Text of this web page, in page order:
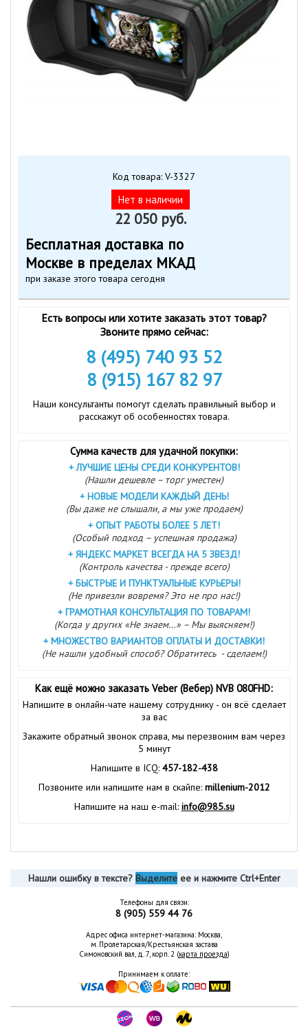
Код товара: V-3327
Нет в наличии
22 050 руб.
Бесплатная доставка по
Москве в пределах МКАД
при заказе этого товара сегодня
Есть вопросы или хотите заказать этот товар?
Звоните прямо сейчас:
8 (495) 740 93 52
8 (915) 167 82 97
Наши консультанты помогут сделать правильный выбор и
расскажут об особенностях товара.
Сумма качеств для удачной покупки:
+ ЛУЧШИЕ ЦЕНЫ СРЕДИ КОНКУРЕНТОВ!
(Нашли дешевле – торг уместен)
+ НОВЫЕ МОДЕЛИ КАЖДЫЙ ДЕНЬ!
(Вы даже не слышали, а мы уже продаем)
+ ОПЫТ РАБОТЫ БОЛЕЕ 5 ЛЕТ!
(Особый подход – успешная продажа)
+ ЯНДЕКС МАРКЕТ ВСЕГДА НА 5 ЗВЕЗД!
(Контроль качества - прежде всего)
+ БЫСТРЫЕ И ПУНКТУАЛЬНЫЕ КУРЬЕРЫ!
(Не привезли вовремя? Это не про нас!)
+ ГРАМОТНАЯ КОНСУЛЬТАЦИЯ ПО ТОВАРАМ!
(Когда у других «Не знаем…» – Мы выясняем!)
+ МНОЖЕСТВО ВАРИАНТОВ ОПЛАТЫ И ДОСТАВКИ!
(Не нашли удобный способ? Обратитесь - сделаем!)
Как ещё можно заказать Veber (Вебер) NVB 080FHD:
Напишите в онлайн-чате нашему сотруднику - он всё сделает
за вас
Закажите обратный звонок справа, мы перезвоним вам через
5 минут
Напишите в ICQ: 457-182-438
Позвоните или напишите нам в скайпе: millenium-2012
Напишите на наш e-mail: info@985.su
Нашли ошибку в тексте? Выделитеее и нажмите Ctrl+Enter
Телефоны для связи:
8 (905) 559 44 76
Адрес офиса интернет-магазина: Москва,
м. Пролетарская/Крестьянская застава
Симоновский вал, д. 7, корп. 2 (карта проезда)
Принимаем к оплате: